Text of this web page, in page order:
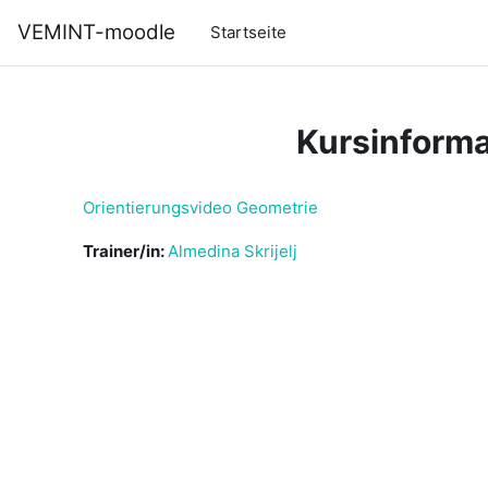
VEMINT-moodle Startseite
Orientierungsvideo Geometrie
Trainer/in:Almedina Skrijelj